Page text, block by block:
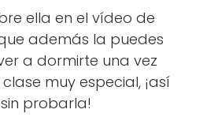
ella en el vídeo de
además la puedes
a dormirte una vez
muy especial, ¡así
probarla!